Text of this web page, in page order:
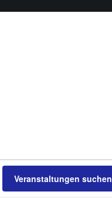
Veranstaltungen suchen